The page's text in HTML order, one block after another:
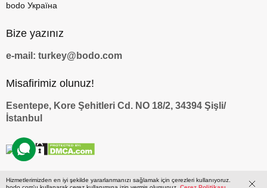
bodo Україна
Bize yazınız
e-mail: turkey@bodo.com
Misafirimiz olunuz!
Esentepe, Kore Şehitleri Cd. NO 18/2, 34394 Şişli/
İstanbul
Hizmetlerimizden en iyi şekilde yararlanmanızı sağlamak için çerezleri kullanıyoruz.